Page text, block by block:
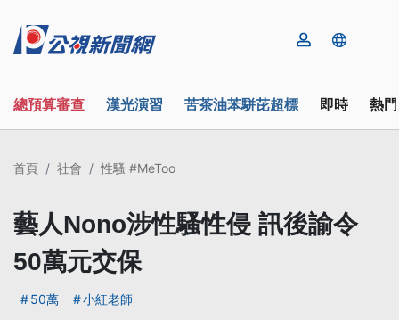
總預算審查 漢光演習 苦茶油苯駢芘超標 即時 熱
首頁 社會 性騷 #MeToo
藝人Nono涉性騷性侵 訊後諭令
50萬元交保
50萬 小紅老師